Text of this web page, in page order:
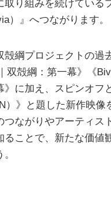
取り組みを続けている
）』へつながります。
殻綱プロジェクトの過
双殻綱：第一幕》《
に加え、スピンオフ
）》と題した新作映像
ながりやアーティス
ることで、新たな価値